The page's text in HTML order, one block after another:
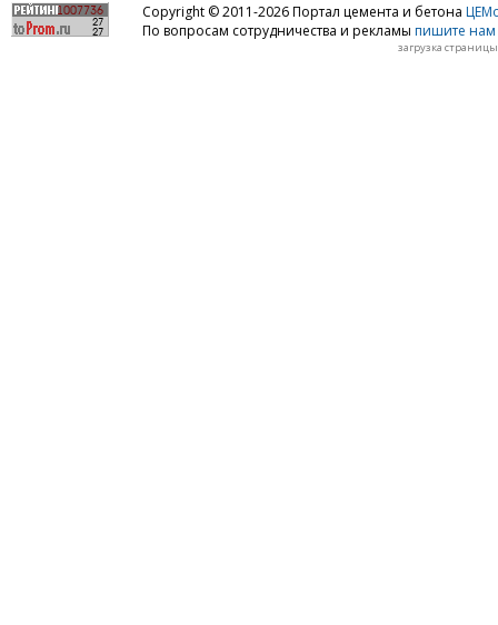
Copyright © 2011-2026 Портал цемента и бетона
По вопросам сотрудничества и рекламы пишите нам
загрузка